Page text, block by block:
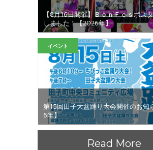
【8月16日開催】ＢｏｎＦｅｓポス
しました！【2026年】
イベント
第15回田子大盆踊り大会開催のお知
6年】
Read More